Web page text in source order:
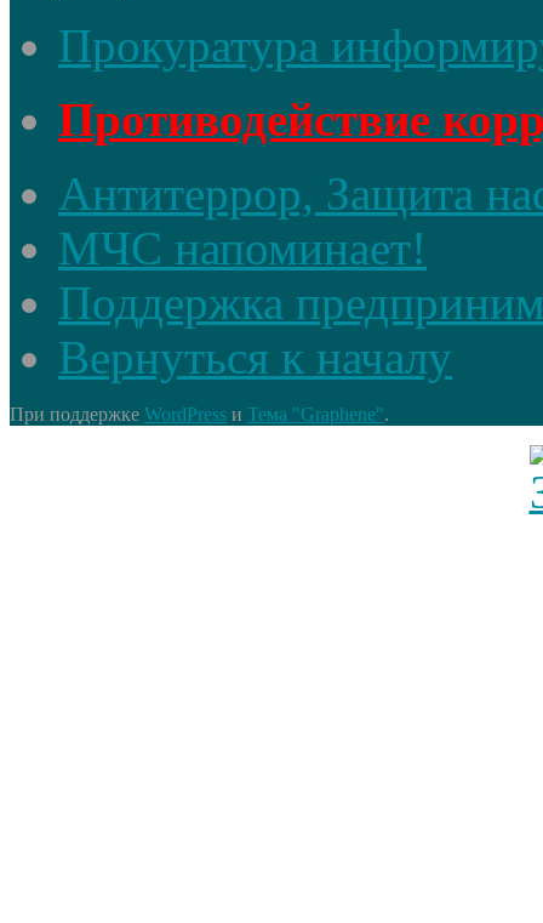
Прокуратура
Противодействие
Антитеррор, Защита
МЧС напоминает!
Поддержка
Вернуться к началу
При поддержке WordPress и Тема "Graphene".